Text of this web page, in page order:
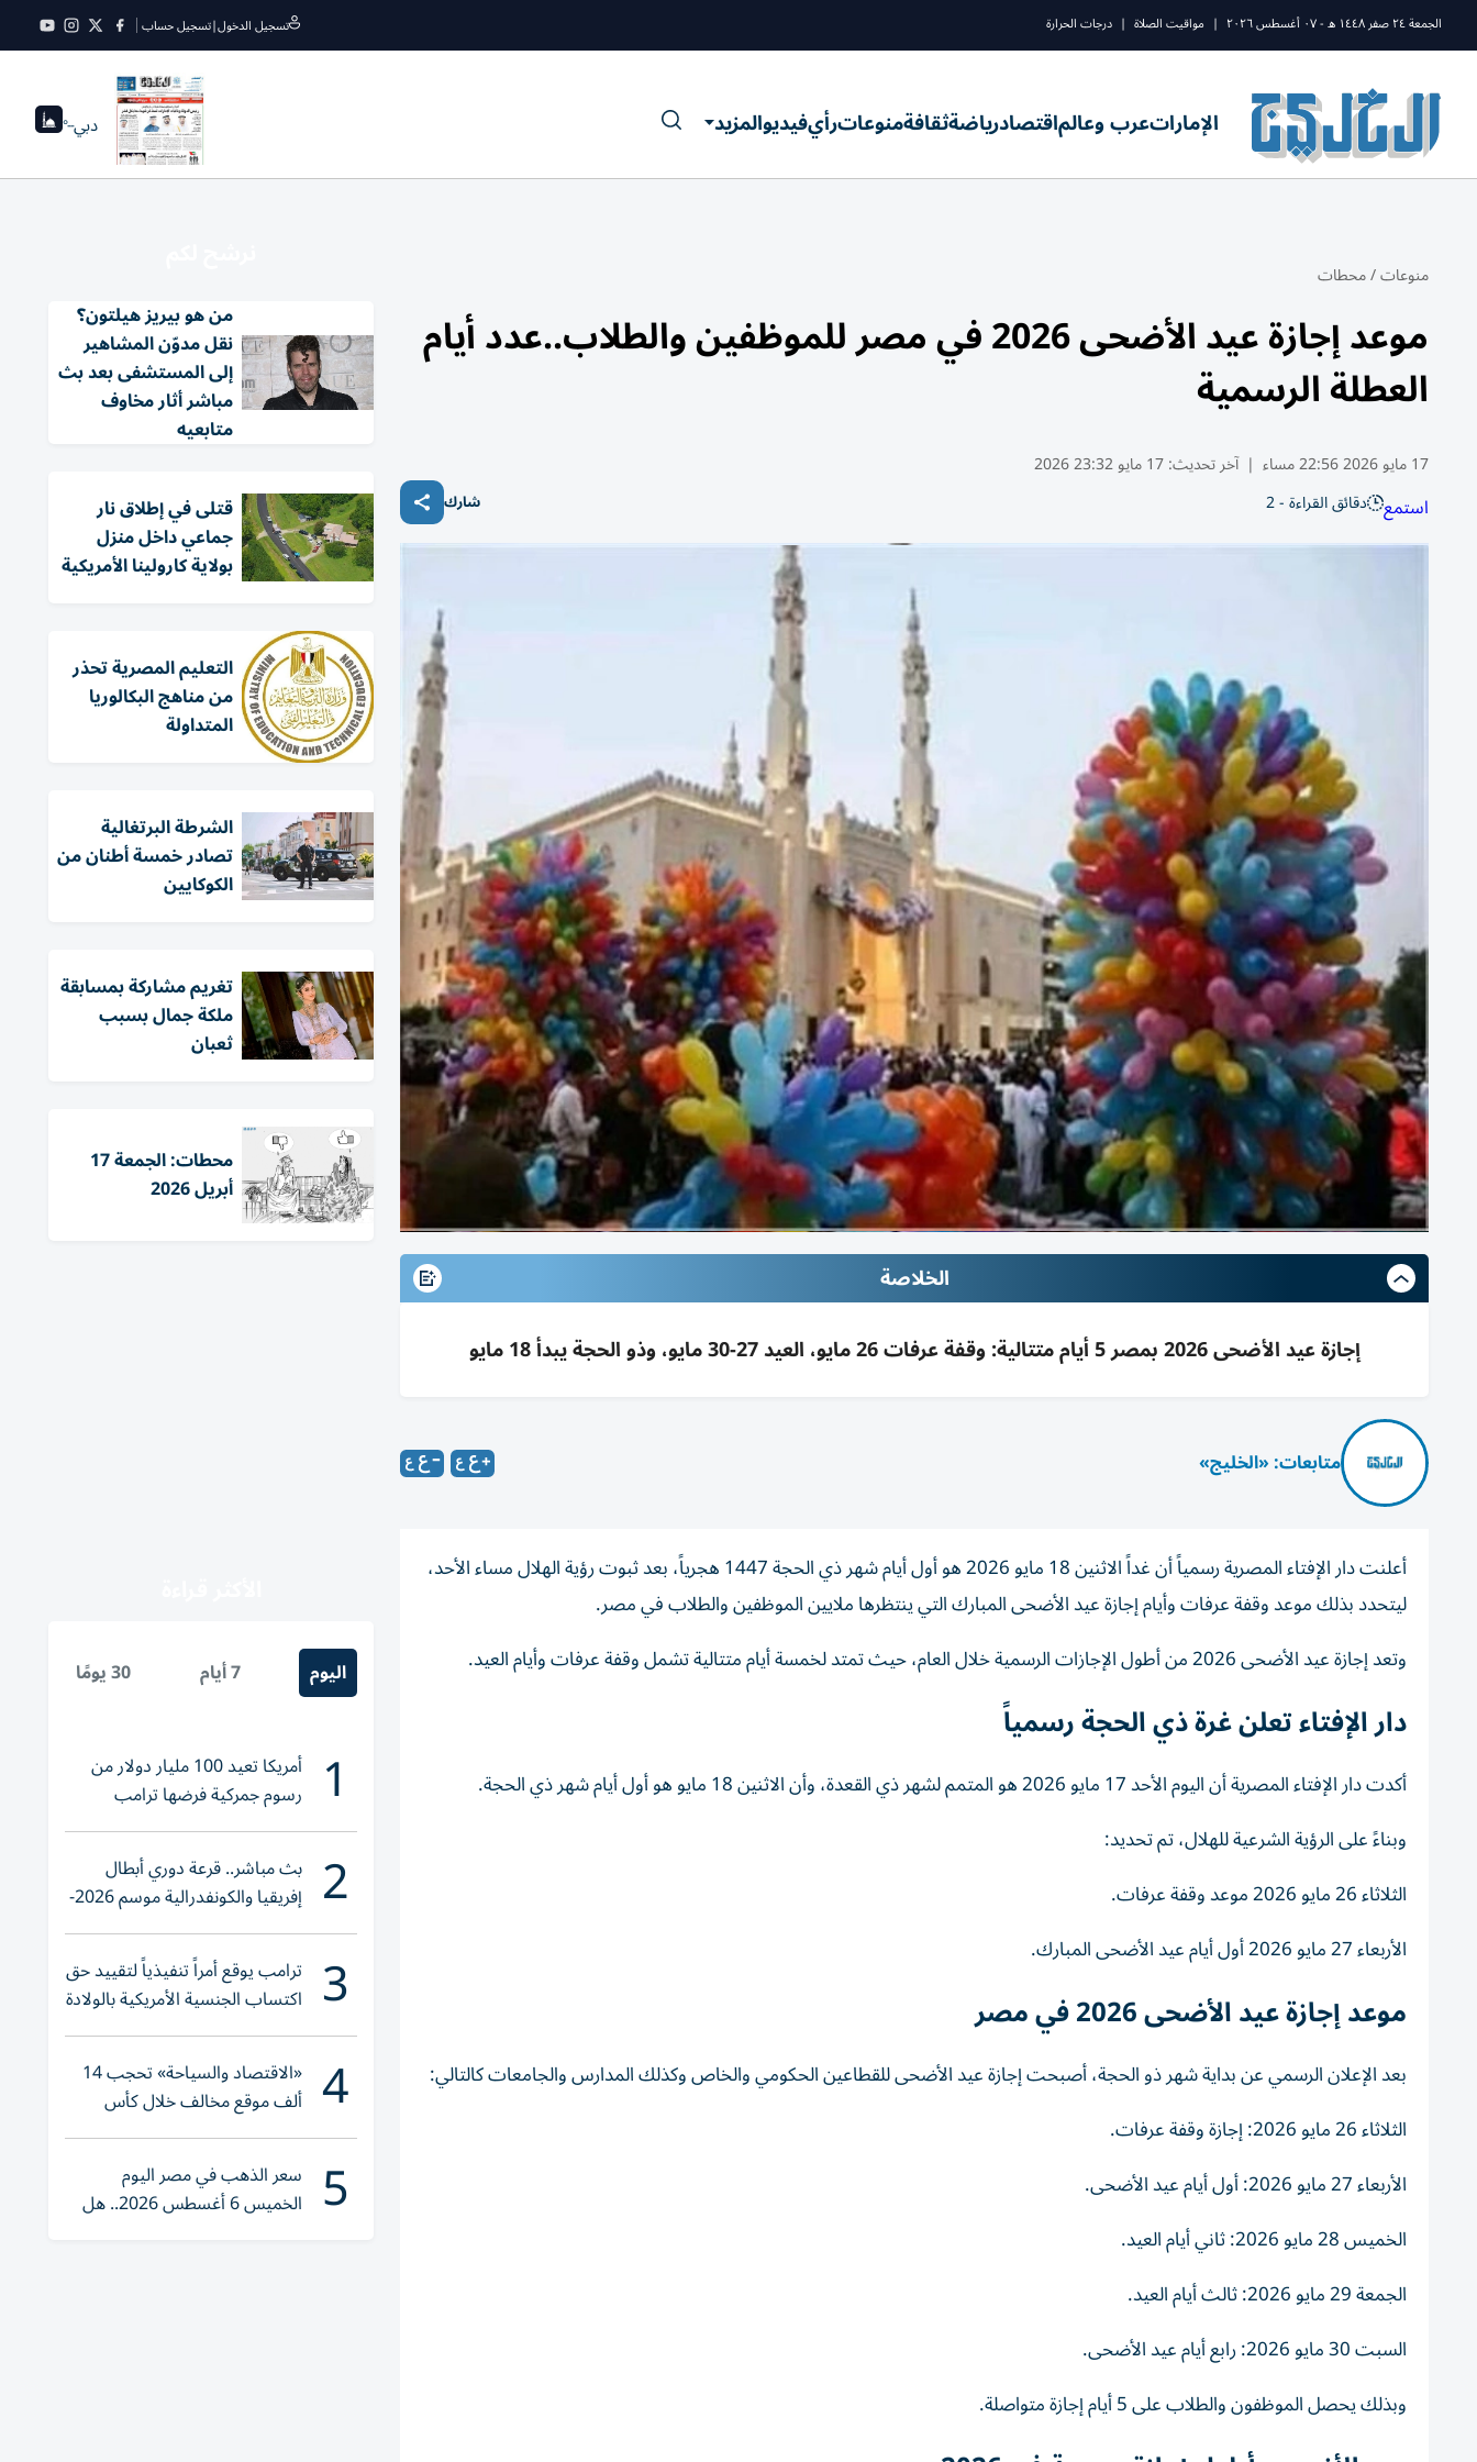
الجمعة ٢٤ صفر ١٤٤٨ ه - ٠٧ أغسطس ٢٠٢٦ | مواقيت الصلاة | درجات الحرارة تسجيل الدخول|تسجيل حساب
الإماراتعرب وعالماقتصادرياضةثقافةمنوعاترأيفيديوالمزيد دبي--°
منوعات/محطات
موعد إجازة عيد الأضحى 2026 في مصر للموظفين والطلاب..عدد أيام
العطلة الرسمية
17 مايو 2026 22:56 مساء | آخر تحديث:17 مايو 23:32 2026
استمع دقائق القراءة - 2 شارك
الخلاصة
إجازة عيد الأضحى 2026 بمصر 5 أيام متتالية: وقفة عرفات 26 مايو، العيد 27-30 مايو، وذو الحجة يبدأ 18 مايو
متابعات: «الخليج»
أعلنت دار الإفتاء المصرية رسمياً أن غداً الاثنين 18 مايو 2026 هو أول أيام شهر ذي الحجة 1447 هجرياً، بعد ثبوت رؤية الهلال مساء الأحد،
ليتحدد بذلك موعد وقفة عرفات وأيام إجازة عيد الأضحى المبارك التي ينتظرها ملايين الموظفين والطلاب في مصر.
وتعد إجازة عيد الأضحى 2026 من أطول الإجازات الرسمية خلال العام، حيث تمتد لخمسة أيام متتالية تشمل وقفة عرفات وأيام العيد.
دار الإفتاء تعلن غرة ذي الحجة رسمياً
أكدت دار الإفتاء المصرية أن اليوم الأحد 17 مايو 2026 هو المتمم لشهر ذي القعدة، وأن الاثنين 18 مايو هو أول أيام شهر ذي الحجة.
وبناءً على الرؤية الشرعية للهلال، تم تحديد:
الثلاثاء 26 مايو 2026 موعد وقفة عرفات.
الأربعاء 27 مايو 2026 أول أيام عيد الأضحى المبارك.
موعد إجازة عيد الأضحى 2026 في مصر
بعد الإعلان الرسمي عن بداية شهر ذو الحجة، أصبحت إجازة عيد الأضحى للقطاعين الحكومي والخاص وكذلك المدارس والجامعات كالتالي:
الثلاثاء 26 مايو 2026: إجازة وقفة عرفات.
الأربعاء 27 مايو 2026: أول أيام عيد الأضحى.
الخميس 28 مايو 2026: ثاني أيام العيد.
الجمعة 29 مايو 2026: ثالث أيام العيد.
السبت 30 مايو 2026: رابع أيام عيد الأضحى.
وبذلك يحصل الموظفون والطلاب على 5 أيام إجازة متواصلة.
من هو بيريز هيلتون؟
نقل مدوّن المشاهير
إلى المستشفى بعد بث
مباشر أثار مخاوف
متابعيه
قتلى في إطلاق نار
جماعي داخل منزل
بولاية كارولينا الأمريكية
التعليم المصرية تحذر
من مناهج البكالوريا
المتداولة
الشرطة البرتغالية
تصادر خمسة أطنان من
الكوكايين
تغريم مشاركة بمسابقة
ملكة جمال بسبب
ثعبان
محطات: الجمعة 17
أبريل 2026
اليوم 7 أيام 30 يومًا
1 أمريكا تعيد 100 مليار دولار من
رسوم جمركية فرضها ترامب
2 بث مباشر.. قرعة دوري أبطال
إفريقيا والكونفدرالية موسم 2026-
2027
3 ترامب يوقع أمراً تنفيذياً لتقييد حق
اكتساب الجنسية الأمريكية بالولادة
4 «الاقتصاد والسياحة» تحجب 14
ألف موقع مخالف خلال كأس
العالم 2026
5 سعر الذهب في مصر اليوم
الخميس 6 أغسطس 2026.. هل